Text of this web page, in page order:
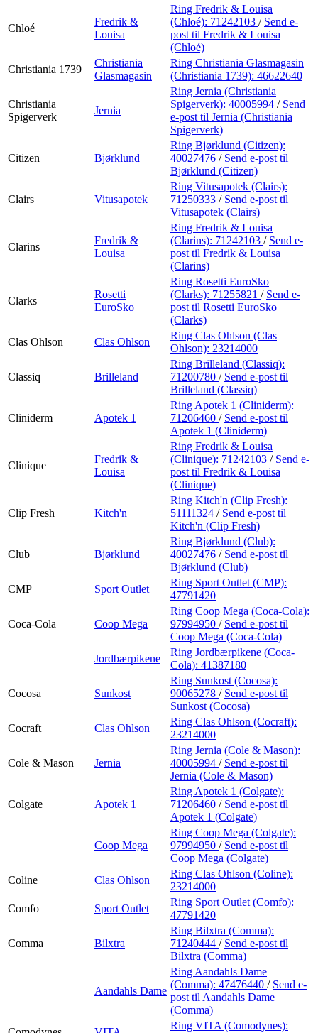
Chloé
Fredrik &
Louisa
Ring Fredrik & Louisa
(Chloé): 71242103 / Send e-
post til Fredrik & Louisa
(Chloé)
Christiania 1739
Christiania
Glasmagasin
Ring Christiania Glasmagasin
(Christiania 1739): 46622640
Christiania
Spigerverk
Jernia
Ring Jernia (Christiania
Spigerverk): 40005994 / Send
e-post til Jernia (Christiania
Spigerverk)
Citizen Bjørklund
Ring Bjørklund (Citizen):
40027476 / Send e-post til
Bjørklund (Citizen)
Clairs Vitusapotek
Ring Vitusapotek (Clairs):
71250333 / Send e-post til
Vitusapotek (Clairs)
Clarins
Fredrik &
Louisa
Ring Fredrik & Louisa
(Clarins): 71242103 / Send e-
post til Fredrik & Louisa
(Clarins)
Clarks
Rosetti
EuroSko
Ring Rosetti EuroSko
(Clarks): 71255821 / Send e-
post til Rosetti EuroSko
(Clarks)
Clas Ohlson
Clas Ohlson
Ring Clas Ohlson (Clas
Ohlson): 23214000
Classiq Brilleland
Ring Brilleland (Classiq):
71200780 / Send e-post til
Brilleland (Classiq)
Cliniderm Apotek 1
Ring Apotek 1 (Cliniderm):
71206460 / Send e-post til
Apotek 1 (Cliniderm)
Clinique
Fredrik &
Louisa
Ring Fredrik & Louisa
(Clinique): 71242103 / Send e-
post til Fredrik & Louisa
(Clinique)
Clip Fresh Kitch'n
Ring Kitch'n (Clip Fresh):
51111324 / Send e-post til
Kitch'n (Clip Fresh)
Club Bjørklund
Ring Bjørklund (Club):
40027476 / Send e-post til
Bjørklund (Club)
CMP
Sport Outlet
Ring Sport Outlet (CMP):
47791420
Coca-Cola Coop Mega
Ring Coop Mega (Coca-Cola):
97994950 / Send e-post til
Coop Mega (Coca-Cola)
Jordbærpikene
Ring Jordbærpikene (Coca-
Cola): 41387180
Cocosa Sunkost
Ring Sunkost (Cocosa):
90065278 / Send e-post til
Sunkost (Cocosa)
Cocraft
Clas Ohlson
Ring Clas Ohlson (Cocraft):
23214000
Cole & Mason Jernia
Ring Jernia (Cole & Mason):
40005994 / Send e-post til
Jernia (Cole & Mason)
Colgate Apotek 1
Ring Apotek 1 (Colgate):
71206460 / Send e-post til
Apotek 1 (Colgate)
Coop Mega
Ring Coop Mega (Colgate):
97994950 / Send e-post til
Coop Mega (Colgate)
Coline
Clas Ohlson
Ring Clas Ohlson (Coline):
23214000
Comfo
Sport Outlet
Ring Sport Outlet (Comfo):
47791420
Comma Bilxtra
Ring Bilxtra (Comma):
71240444 / Send e-post til
Bilxtra (Comma)
Aandahls Dame
Ring Aandahls Dame
(Comma): 47476440 / Send e-
post til Aandahls Dame
(Comma)
Ring VITA (Comodynes):